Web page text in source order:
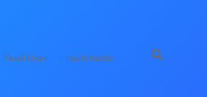
Yasal Uyarı Hakkımızda